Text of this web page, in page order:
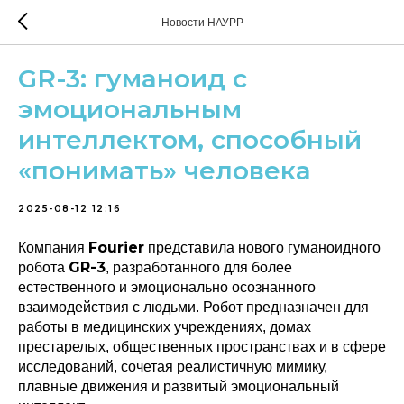
Новости НАУРР
GR-3: гуманоид с
эмоциональным
интеллектом, способный
«понимать» человека
2025-08-12 12:16
Компания Fourier представила нового гуманоидного
робота GR-3, разработанного для более
естественного и эмоционально осознанного
взаимодействия с людьми. Робот предназначен для
работы в медицинских учреждениях, домах
престарелых, общественных пространствах и в сфере
исследований, сочетая реалистичную мимику,
плавные движения и развитый эмоциональный